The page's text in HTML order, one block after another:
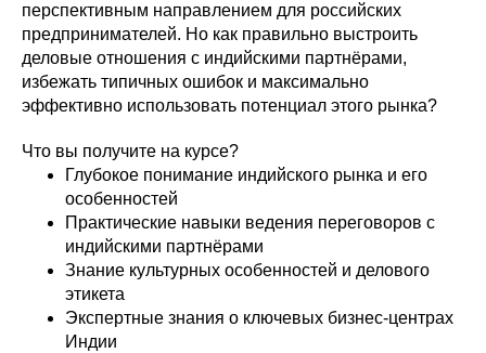
перспективным направлением для российских
предпринимателей. Но как правильно выстроить
деловые отношения с индийскими партнёрами,
избежать типичных ошибок и максимально
эффективно использовать потенциал этого рынка?
Что вы получите на курсе?
Глубокое понимание индийского рынка и его
особенностей
Практические навыки ведения переговоров с
индийскими партнёрами
Знание культурных особенностей и делового
этикета
Экспертные знания о ключевых бизнес-центрах
Индии